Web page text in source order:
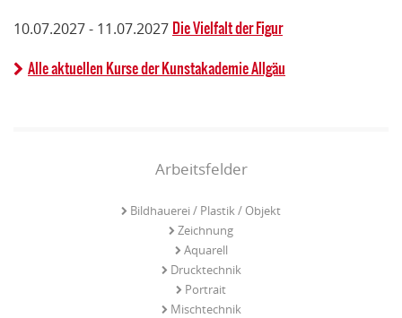
10.07.2027 - 11.07.2027 Die Vielfalt der Figur
Alle aktuellen Kurse der Kunstakademie Allgäu
Arbeitsfelder
Bildhauerei / Plastik / Objekt
Zeichnung
Aquarell
Drucktechnik
Portrait
Mischtechnik